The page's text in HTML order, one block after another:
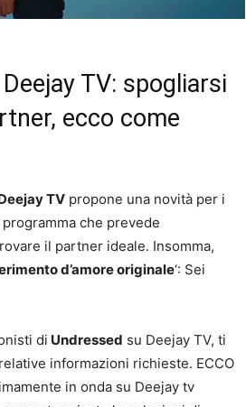
TV: spogliarsi
ecco come
TV propone una novità per i
che prevede
il partner ideale. Insomma,
d’amore originale‘: Sei
di Undressed su Deejay TV, ti
informazioni richieste. ECCO
in onda su Deejay tv